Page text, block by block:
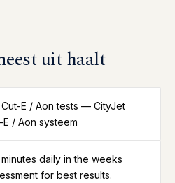
uit haalt
E / Aon tests — CityJet
/ Aon systeem
daily in the weeks
for best results.